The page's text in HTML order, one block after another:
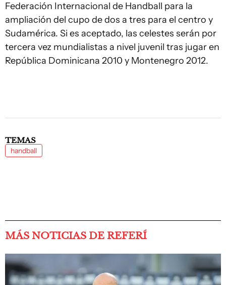
Federación Internacional de Handball para la
ampliación del cupo de dos a tres para el centro y
Sudamérica. Si es aceptado, las celestes serán por
tercera vez mundialistas a nivel juvenil tras jugar en
República Dominicana 2010 y Montenegro 2012.
TEMAS
handball
MÁS NOTICIAS DE REFERÍ